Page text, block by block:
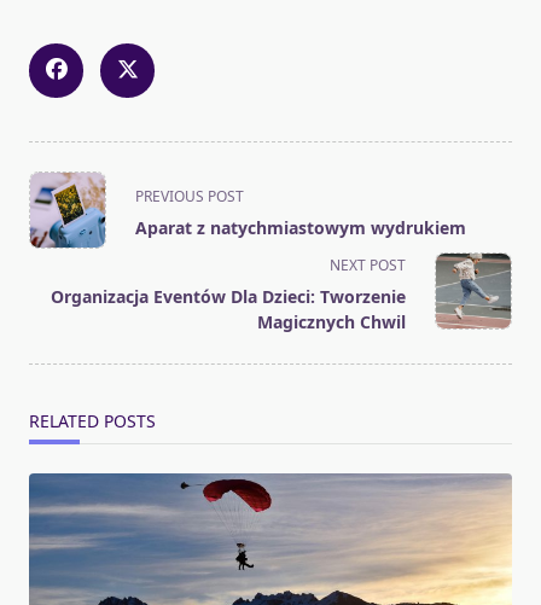
<span
class="nav-
subtitle
reader-
PREVIOUS POST
Aparat z natychmiastowym wydrukiem
NEXT POST
Organizacja Eventów Dla Dzieci: Tworzenie
Magicznych Chwil
RELATED POSTS